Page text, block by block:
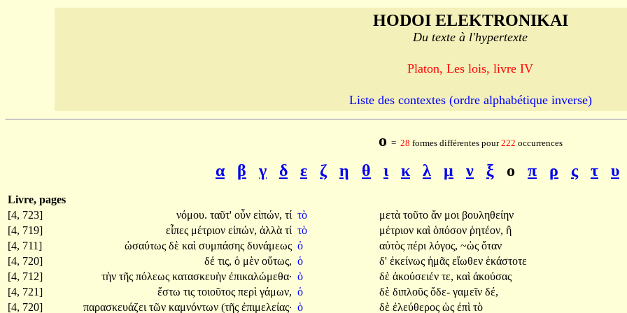
HODOI ELEKTRONIKAI
Du texte à l'hypertexte
Platon, Les lois, livre IV
Liste des contextes (ordre alphabétique inverse)
ο = 28 formes différentes pour222 occurrences
α β γ δ ε ζ η θ ι κ λ μ ν ξ ο π ρ ς τ υ
Livre, pages
[4, 723]
νόμου. ταῦτ' οὖν εἰπών, τί τὸ μετὰ τοῦτο ἄν μοι βουληθείην
[4, 719]
εἶπες μέτριον εἰπών, ἀλλὰ τί τὸ μέτριον καὶ ὁπόσον ῥητέον, ἢ
[4, 711]
ὡσαύτως δὲ καὶ συμπάσης δυνάμεως ὁ αὐτὸς πέρι λόγος, ~ὡς ὅταν
[4, 720]
δέ τις, ὁ μὲν οὕτως, ὁ δ' ἐκείνως ἡμᾶς εἴωθεν ἑκάστοτε
[4, 712]
τὴν τῆς πόλεως κατασκευὴν ἐπικαλώμεθα· ὁ δὲ ἀκούσειέν τε, καὶ ἀκούσας
[4, 721]
ἔστω τις τοιοῦτος περὶ γάμων, ὁ δὲ διπλοῦς ὅδε- γαμεῖν δέ,
[4, 720]
παρασκευάζει τῶν καμνόντων (τῆς ἐπιμελείας· ὁ δὲ ἐλεύθερος ὡς ἐπὶ τὸ